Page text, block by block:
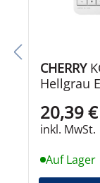
CHERRYKC 1000 - Tastatur - Deutsch -
20,39 €
inkl. MwSt.
Auf Lager